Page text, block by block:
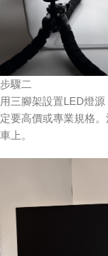
步驟二
用三腳架設置LED燈
定要高價或專業規格
車上。